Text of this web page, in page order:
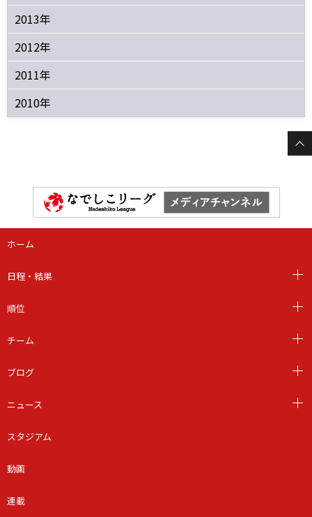
2013年
2012年
2011年
2010年
ホーム
日程・結果
順位
チーム
ブログ
ニュース
スタジアム
動画
連載